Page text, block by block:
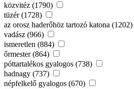
közvitéz (1790)
tüzér (1728)
az orosz haderőhöz tartozó katona (1202)
vadász (966)
ismeretlen (884)
őrmester (864)
póttartalékos gyalogos (738)
hadnagy (737)
népfelkelő gyalogos (670)